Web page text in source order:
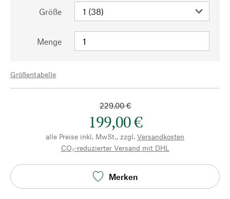
Größe
Menge
Größentabelle
229,00 €
199,00 €
alle Preise inkl. MwSt., zzgl. Versandkosten
CO₂-reduzierter Versand mit DHL
Merken